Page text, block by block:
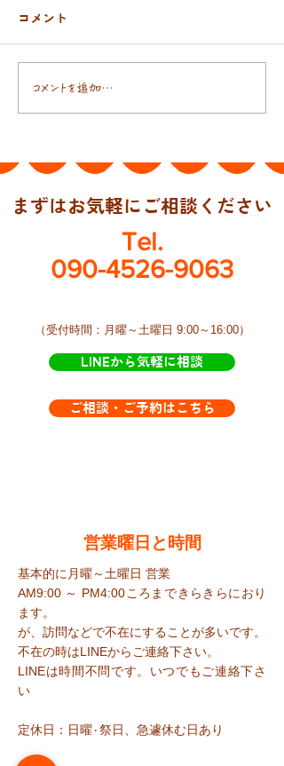
おんぶ紐と抱っこ紐
コメント
コメントを追加…
まずはお気軽にご相談ください
Tel.
090-4526-9063
​（受付時間：月曜～土曜日 9:00～16:00）
LINEから気軽に相談
ご相談・ご予約はこちら
​営業曜日と時間
基本的に月曜～土曜日 営業
AM9:00 ～ PM4:00ころまで​きらきらにおり
ます。
が、訪問などで不在にすることが多いです。
​不在の時はLINEからご連絡下さい。
​LINEは時間不問です。いつでもご連絡下さ
い
定休日：日曜٠祭日、急遽休む日あり